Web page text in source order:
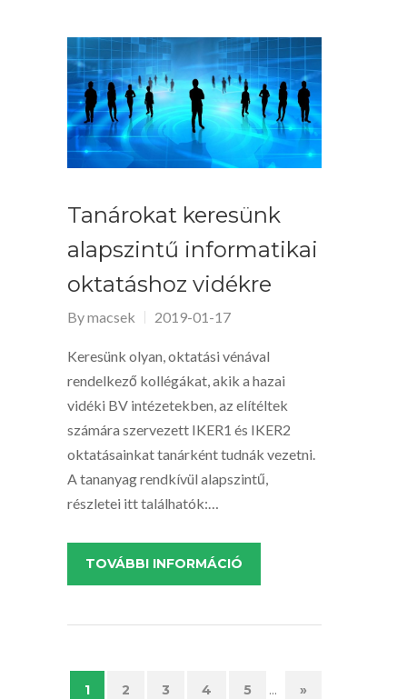
Tanárokat keresünk
alapszintű informatikai
oktatáshoz vidékre
Bymacsek 2019-01-17
Keresünk olyan, oktatási vénával
rendelkező kollégákat, akik a hazai
vidéki BV intézetekben, az elítéltek
számára szervezett IKER1 és IKER2
oktatásainkat tanárként tudnák vezetni.
A tananyag rendkívül alapszintű,
részletei itt találhatók:…
TOVÁBBI INFORMÁCIÓ
1 2 3 4 5 ... »